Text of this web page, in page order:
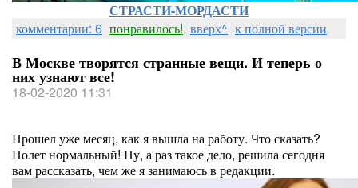
СТРАСТИ-МОРДАСТИ
комментарии: 6 понравилось! вверх^ к полной версии
В Москве творятся странные вещи. И теперь о
них узнают все!
18-02-2020 11:31
Прошел уже месяц, как я вышла на работу. Что сказать?
Полет нормальный! Ну, а раз такое дело, решила сегодня
вам рассказать, чем же я занимаюсь в редакции.